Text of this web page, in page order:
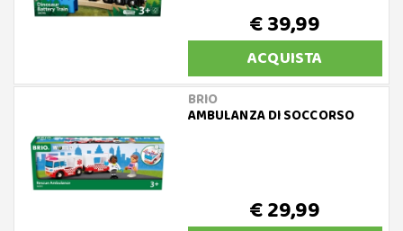
€ 39,99
ACQUISTA
BRIO
AMBULANZA DI SOCCORSO
€ 29,99